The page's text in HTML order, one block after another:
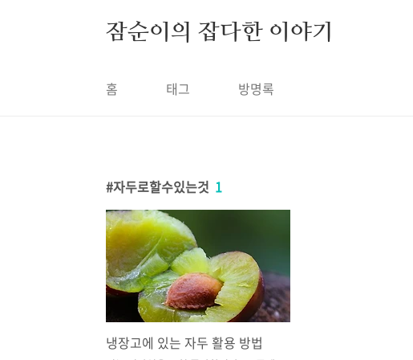
잠순이의 잡다한 이야기
홈 태그 방명록
자두로할수있는것 1
냉장고에 있는 자두 활용 방법